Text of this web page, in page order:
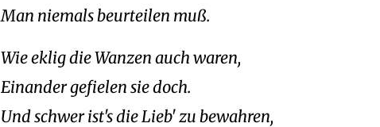
Man niemals beurteilen muß.
Wie eklig die Wanzen auch waren,
Einander gefielen sie doch.
Und schwer ist's die Lieb' zu bewahren,